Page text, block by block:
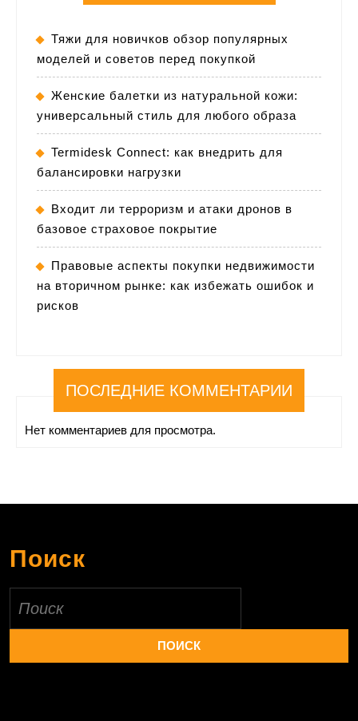
Тяжи для новичков обзор популярных
моделей и советов перед покупкой
Женские балетки из натуральной кожи:
универсальный стиль для любого образа
Termidesk Connect: как внедрить для
балансировки нагрузки
Входит ли терроризм и атаки дронов в
базовое страховое покрытие
Правовые аспекты покупки недвижимости
на вторичном рынке: как избежать ошибок и
рисков
ПОСЛЕДНИЕ КОММЕНТАРИИ
Нет комментариев для просмотра.
Поиск